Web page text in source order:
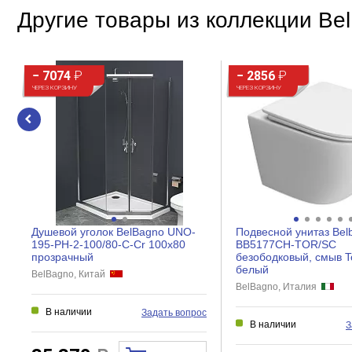
Другие товары из коллекции
− 7074 ₽
ЧЕРЕЗ КОРЗИНУ
Душевой уголок BelBagno UNO-
195-PH-2-100/80-C-Cr 100x80
прозрачный
BelBagno, Китай
В наличии Задать вопрос
− 2856 ₽
ЧЕРЕЗ КОРЗИНУ
Подвесной унитаз
BB5177CH-TOR/SC
безободковый, смыв
белый
BelBagno, Италия
В наличии